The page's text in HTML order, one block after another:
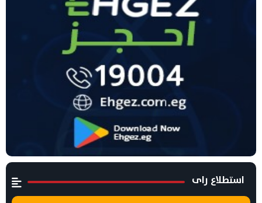
استطلاع راى